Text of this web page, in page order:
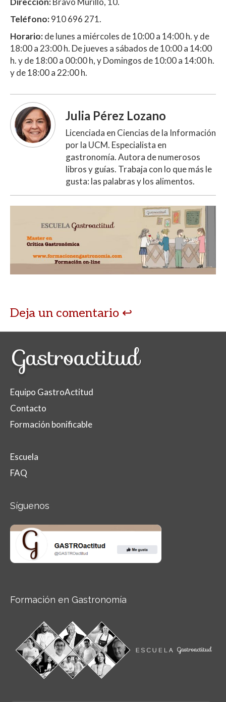
Teléfono:910 696 271.
Horario:de lunes a miércoles de 10:00 a 14:00 h. y de
18:00 a 23:00 h. De jueves a sábados de 10:00 a 14:00
h. y de 18:00 a 00:00 h, y Domingos de 10:00 a 14:00 h.
y de 18:00 a 22:00 h.
Julia Pérez Lozano
Licenciada en Ciencias de la Información
por la UCM. Especialista en
gastronomía. Autora de numerosos
libros y guías. Trabaja con lo que más le
gusta: las palabras y los alimentos.
Deja un comentario
Equipo GastroActitud
Contacto
Formación bonificable
Escuela
FAQ
Síguenos
Formación en Gastronomía